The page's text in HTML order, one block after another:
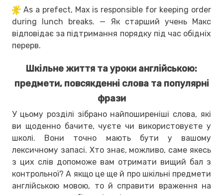
As a prefect, Max is responsible for keeping order
during lunch breaks. — Як старший учень Макс
відповідає за підтримання порядку під час обідніх
перерв.
Шкільне життя та уроки англійською:
предмети, повсякденні слова та популярні
фрази
У цьому розділі зібрано найпоширеніші слова, які
ви щоденно бачите, чуєте чи використовуєте у
школі. Вони точно мають бути у вашому
лексичному запасі. Хто знає, можливо, саме якесь
з цих слів допоможе вам отримати вищий бал з
контрольної? А якщо це ще й про шкільні предмети
англійською мовою, то й справити враження на